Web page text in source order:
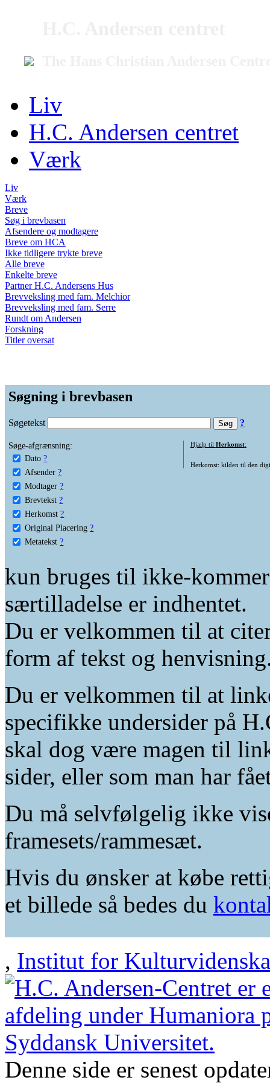
Liv
H.C. Andersen centret
Værk
Liv
Værk
Breve
Søg i brevbasen
Afsendere og modtagere
Breve om HCA
Ikke tidligere trykte breve
Alle breve
Enkelte breve
Partner H.C. Andersens Hus
Brevveksling med fam. Melchior
Brevveksling med fam. Serre
Rundt om Andersen
Forskning
Titler oversat
Søgning i brevbasen
Søgetekst ?
Søge-afgrænsning:
Dato ?
Afsender ?
Modtager ?
Brevtekst ?
Herkomst ?
Original Placering ?
Metatekst ?
Hjælp til Herkomst:
Herkomst: kilden til den
kun bruges til ikke-
særtilladelse er indhentet.
Du er velkommen til at
form af tekst og
Du er velkommen til at
specifikke undersider på
skal dog være magen til
sider, eller som man har
Du må selvfølgelig ikke
framesets/rammesæt.
Hvis du ønsker at købe
et billede så bedes du
, Institut for
Denne side er senest